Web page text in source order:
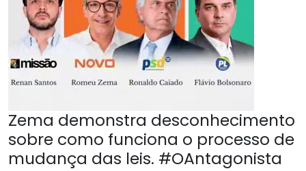
Zema demonstra desconhecimento
sobre como funciona o processo de
mudança das leis. #OAntagonista